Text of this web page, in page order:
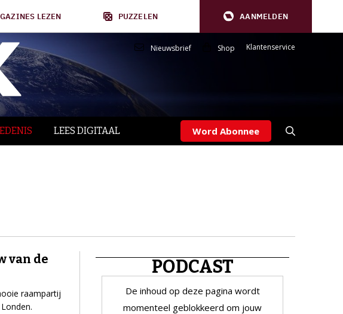
LEZEN PUZZELEN AANMELDEN
Nieuwsbrief Shop Klantenservice
LEES DIGITAAL Word Abonnee
van de
raampartij
PODCAST
De inhoud op deze pagina wordt
momenteel geblokkeerd om jouw